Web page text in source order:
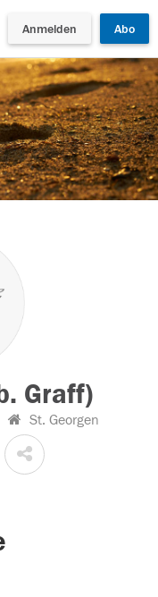
Anmelden Abo
Graff)
St. Georgen